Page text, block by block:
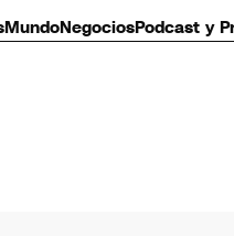
MundoNegociosPodcast y